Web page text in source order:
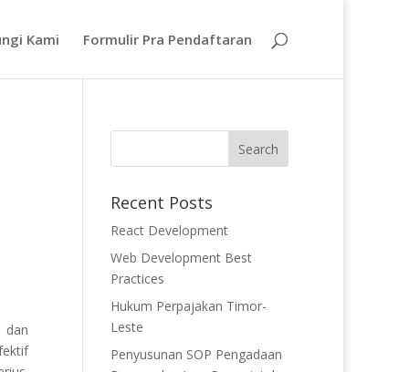
Kami Formulir Pra Pendaftaran
Recent Posts
React Development
Web Development Best
Practices
Hukum Perpajakan Timor-
Leste
Penyusunan SOP Pengadaan